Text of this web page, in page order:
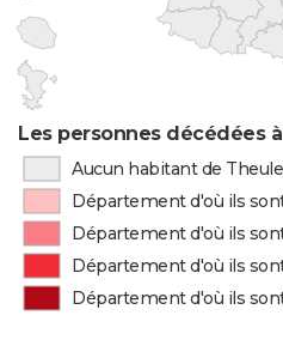
Les personnes décédées
Aucun habitant de
Département d'où ils
Département d'où ils
Département d'où ils
Département d'où ils